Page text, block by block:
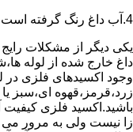
4.آب داغ رنگ گرفته است
یکی دیگر از مشکلات
داغ خارج شده از لوله
وجود اکسیدهای فلزی در
زرد،قرمز،قهوه ای،سبز
باشید.اکسید فلزی
زا نیست ولی به مرور می